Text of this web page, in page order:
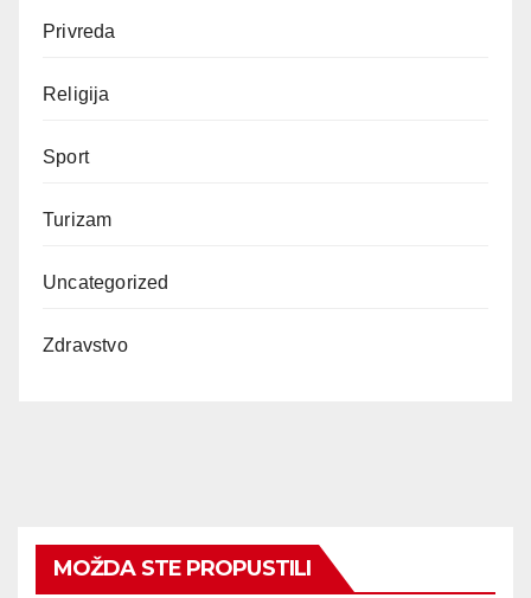
Privreda
Religija
Sport
Turizam
Uncategorized
Zdravstvo
MOŽDA STE PROPUSTILI